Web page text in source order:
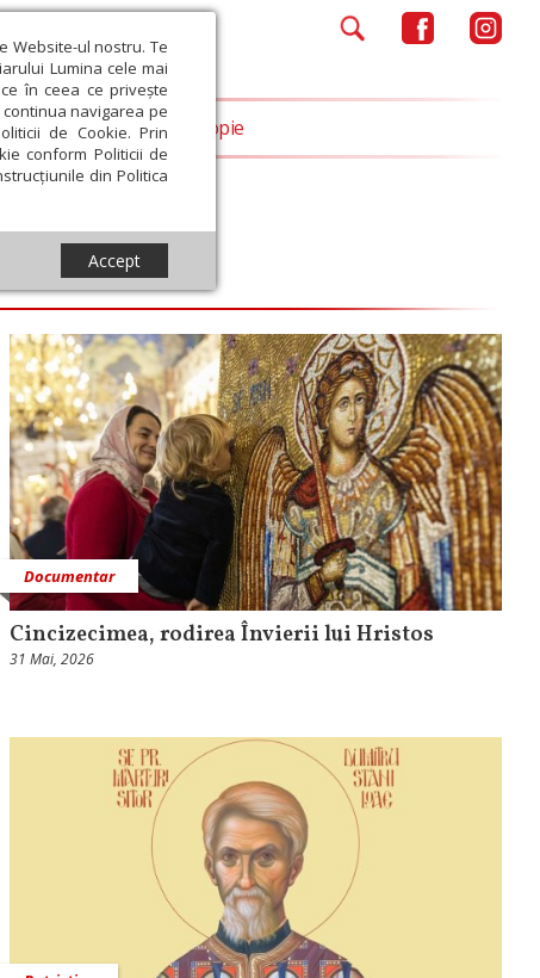
Website-ul nostru. Te
Lumina cele mai
în ceea ce privește
navigarea pe
de Cookie. Prin
conform Politicii de
din Politica
Accept
Opinii Filantropie
Documentar
Cincizecimea, rodirea Învierii lui Hristos
31 Mai, 2026